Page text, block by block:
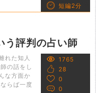
短編2分
う評判の占い師
れた知人
の話をし
な方面か
らば一度
1765
28
0
0